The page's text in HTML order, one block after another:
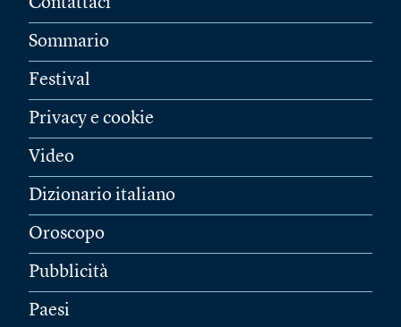
Contattaci
Sommario
Festival
Privacy e cookie
Video
Dizionario italiano
Oroscopo
Pubblicità
Paesi